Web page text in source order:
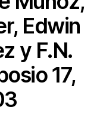
Edwin
y F.N.
17,